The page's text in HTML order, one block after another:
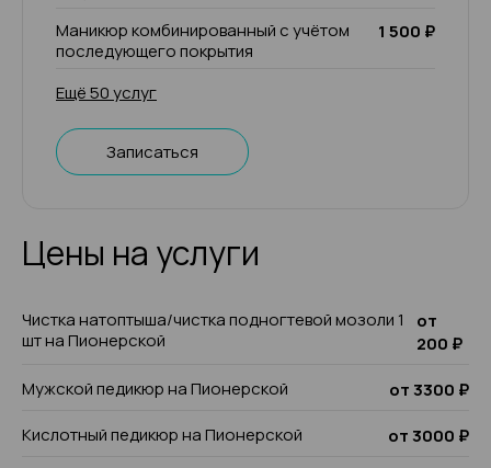
Маникюр комбинированный с учётом
последующего покрытия
1 500 ₽
Ещё 50 услуг
Записаться
Цены на услуги
Чистка натоптыша/чистка подногтевой мозоли 1
шт на Пионерской
от
200 ₽
Мужской педикюр на Пионерской
от 3300 ₽
Кислотный педикюр на Пионерской
от 3000 ₽